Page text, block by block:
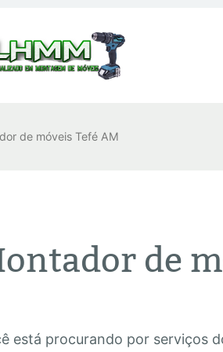
de móveis Tefé AM
de
está procurando por serviços